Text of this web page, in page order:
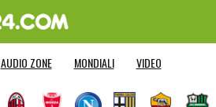
AUDIO ZONE MONDIALI VIDEO